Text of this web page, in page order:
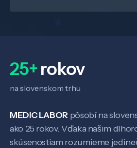
25+rokov
na slovenskom trhu
MEDIC LABOR pôsobí na
ako 25 rokov. Vďaka našim
skúsenostiam rozumieme